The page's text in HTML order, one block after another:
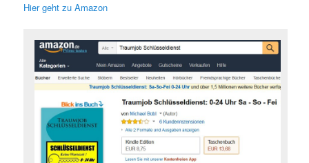
Hier geht zu Amazon